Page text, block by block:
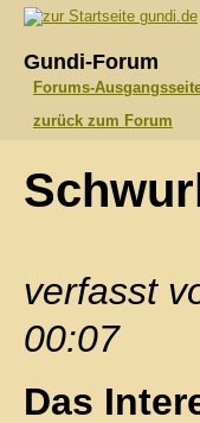
gundi.de
Gundi-Forum
Forums-
zurück zum Forum
verfasst
00:07
Das